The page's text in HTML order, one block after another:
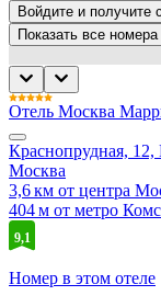
Войдите и получите
Показать все номера
Отель Москва
Краснопрудная,
Москва
3,6 км от центра
404 м от метро
9,1
Номер в этом отеле